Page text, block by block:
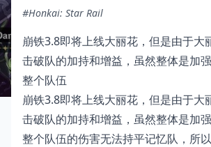
#Honkai: Star Rail
崩铁3.8即将上线大丽花，但是由于大
击破队的加持和增益，虽然整体是加
整个队伍
崩铁3.8即将上线大丽花，但是由于大
击破队的加持和增益，虽然整体是加
整个队伍的伤害无法持平记忆队，所